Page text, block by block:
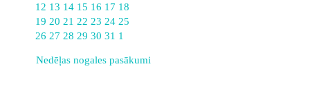
12 13 14 15 16 17 18
19 20 21 22 23 24 25
26 27 28 29 30 31 1
Nedēļas nogales pasākumi